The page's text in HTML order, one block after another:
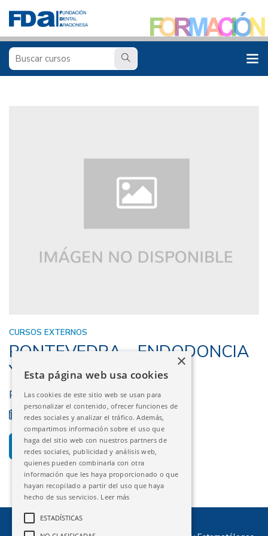
CURSOS EXTERNOS
PONTEVEDRA – ENDODONCIA
Y RECONSTRUCCIÓN
PONTEVEDRA
17/10/2025 - 23/05/2026 FINALIZADO
DESCARGAR PROGRAMA
Esta página web usa cookies
Las cookies de este sitio web se usan para
personalizar el contenido, ofrecer funciones de
redes sociales y analizar el tráfico. Además,
compartimos información sobre el uso que
haga del sitio web con nuestros partners de
redes sociales, publicidad y análisis web,
quienes pueden combinarla con otra
información que les haya proporcionado o que
hayan recopilado a partir del uso que haya
hecho de sus servicios. Leer más
ESTADÍSTICAS
×